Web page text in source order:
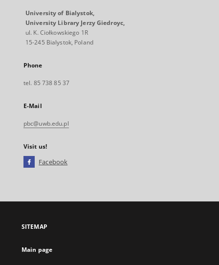
University of Bialystok,
University Library Jerzy Giedroyc,
ul. K. Ciołkowskiego 1R
15-245 Bialystok, Poland
Phone
tel. 85 738 85 37
E-Mail
pbc@uwb.edu.pl
Visit us!
Facebook
open
new
SITEMAP
Main page